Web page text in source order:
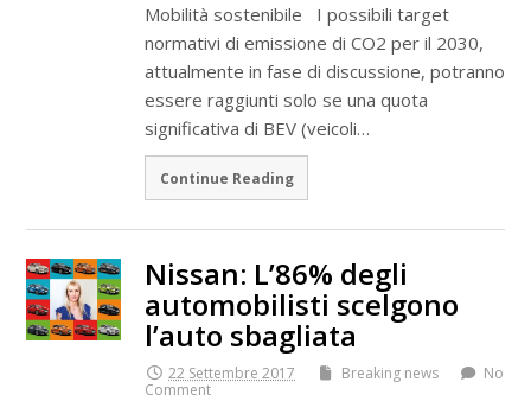
Mobilità sostenibile I possibili target
normativi di emissione di CO2 per il 2030,
attualmente in fase di discussione, potranno
essere raggiunti solo se una quota
significativa di BEV (veicoli…
Continue Reading
Nissan: L’86% degli
automobilisti scelgono
l’auto sbagliata
22 Settembre 2017 Breaking news
No
Comment